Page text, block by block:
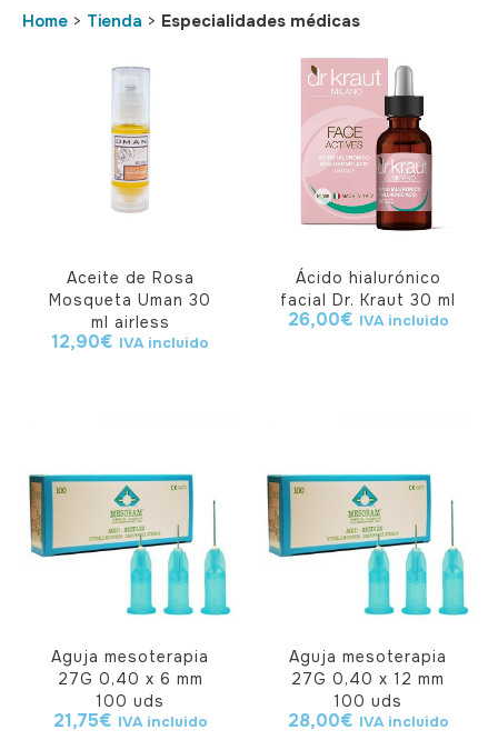
Home > Tienda > Especialidades médicas
Aceite de Rosa
Mosqueta Uman 30
ml airless
12,90€ IVA incluido
Ácido hialurónico
facial Dr. Kraut 30 ml
26,00€ IVA incluido
Aguja mesoterapia
27G 0,40 x 6 mm
100 uds
21,75€ IVA incluido
Aguja mesoterapia
27G 0,40 x 12 mm
100 uds
28,00€ IVA incluido